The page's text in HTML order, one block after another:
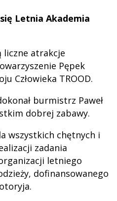
Letnia Akademia
liczne atrakcje
Pępek
Człowieka TROOD.
burmistrz Paweł
dobrej zabawy.
wszystkich chętnych i
zadania
letniego
dofinansowanego